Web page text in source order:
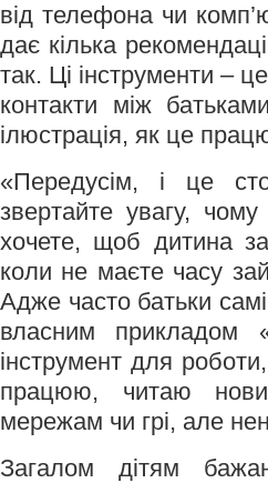
від телефона чи
дає кілька
так. Ці інструменти –
контакти між
ілюстрація, як це
«Передусім, і це
звертайте увагу,
хочете, щоб дитина
коли не маєте часу
Адже часто батьки
власним прикладом
інструмент для
працюю, читаю
мережам чи грі, але
Загалом дітям